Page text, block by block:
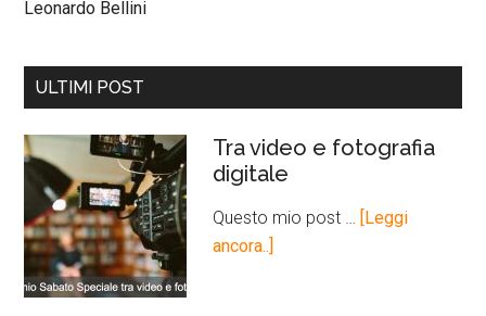
Leonardo Bellini
ULTIMI POST
Tra video e fotografia
digitale
Questo mio post …
[Leggi
ancora..]